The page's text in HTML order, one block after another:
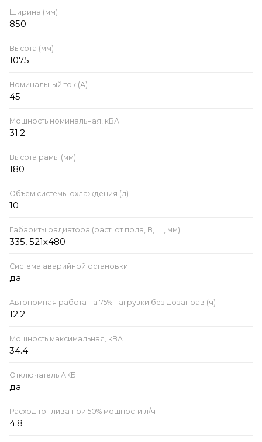
Ширина (мм)
850
Высота (мм)
1075
Номинальный ток (А)
45
Мощность номинальная, кВА
31.2
Высота рамы (мм)
180
Объём системы охлаждения (л)
10
Габариты радиатора (раст. от пола, В, Ш, мм)
335, 521х480
Система аварийной остановки
да
Автономная работа на 75% нагрузки без дозаправ (ч)
12.2
Мощность максимальная, кВА
34.4
Отключатель АКБ
да
Расход топлива при 50% мощности л/ч
4.8